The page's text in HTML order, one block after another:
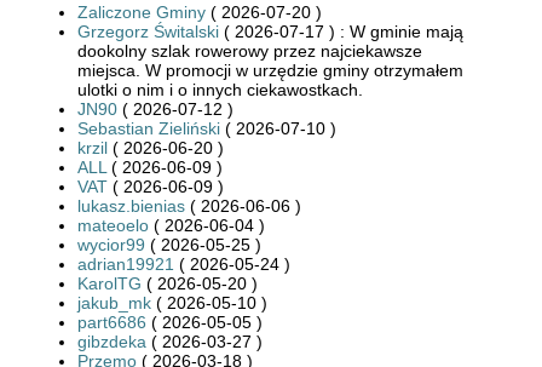
Zaliczone Gminy ( 2026-07-20 )
Grzegorz Świtalski ( 2026-07-17 ) : W gminie mają
dookolny szlak rowerowy przez najciekawsze
miejsca. W promocji w urzędzie gminy otrzymałem
ulotki o nim i o innych ciekawostkach.
JN90 ( 2026-07-12 )
Sebastian Zieliński ( 2026-07-10 )
krzil ( 2026-06-20 )
ALL ( 2026-06-09 )
VAT ( 2026-06-09 )
lukasz.bienias ( 2026-06-06 )
mateoelo ( 2026-06-04 )
wycior99 ( 2026-05-25 )
adrian19921 ( 2026-05-24 )
KarolTG ( 2026-05-20 )
jakub_mk ( 2026-05-10 )
part6686 ( 2026-05-05 )
gibzdeka ( 2026-03-27 )
Przemo ( 2026-03-18 )